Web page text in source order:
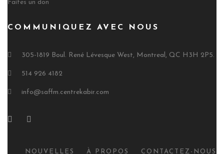
Faites un don
COMMUNIQUEZ AVEC NOUS
305-1819 Boul. René Lévesque West, Montreal, QC H3H 2P5.
514 926 4182
info@saffm.centrekabir.com
NOUVELLES À PROPOS CONTACTEZ-NOUS